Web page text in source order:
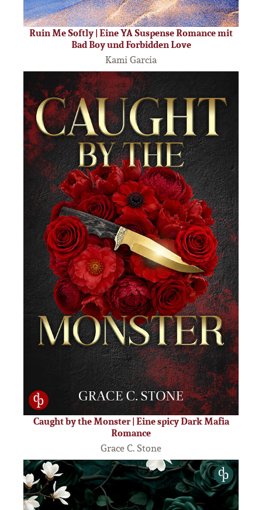
Ruin Me Softly | Eine YA Suspense Romance mit
Bad Boy und Forbidden Love
Kami Garcia
Caught by the Monster | Eine spicy Dark Mafia
Romance
Grace C. Stone